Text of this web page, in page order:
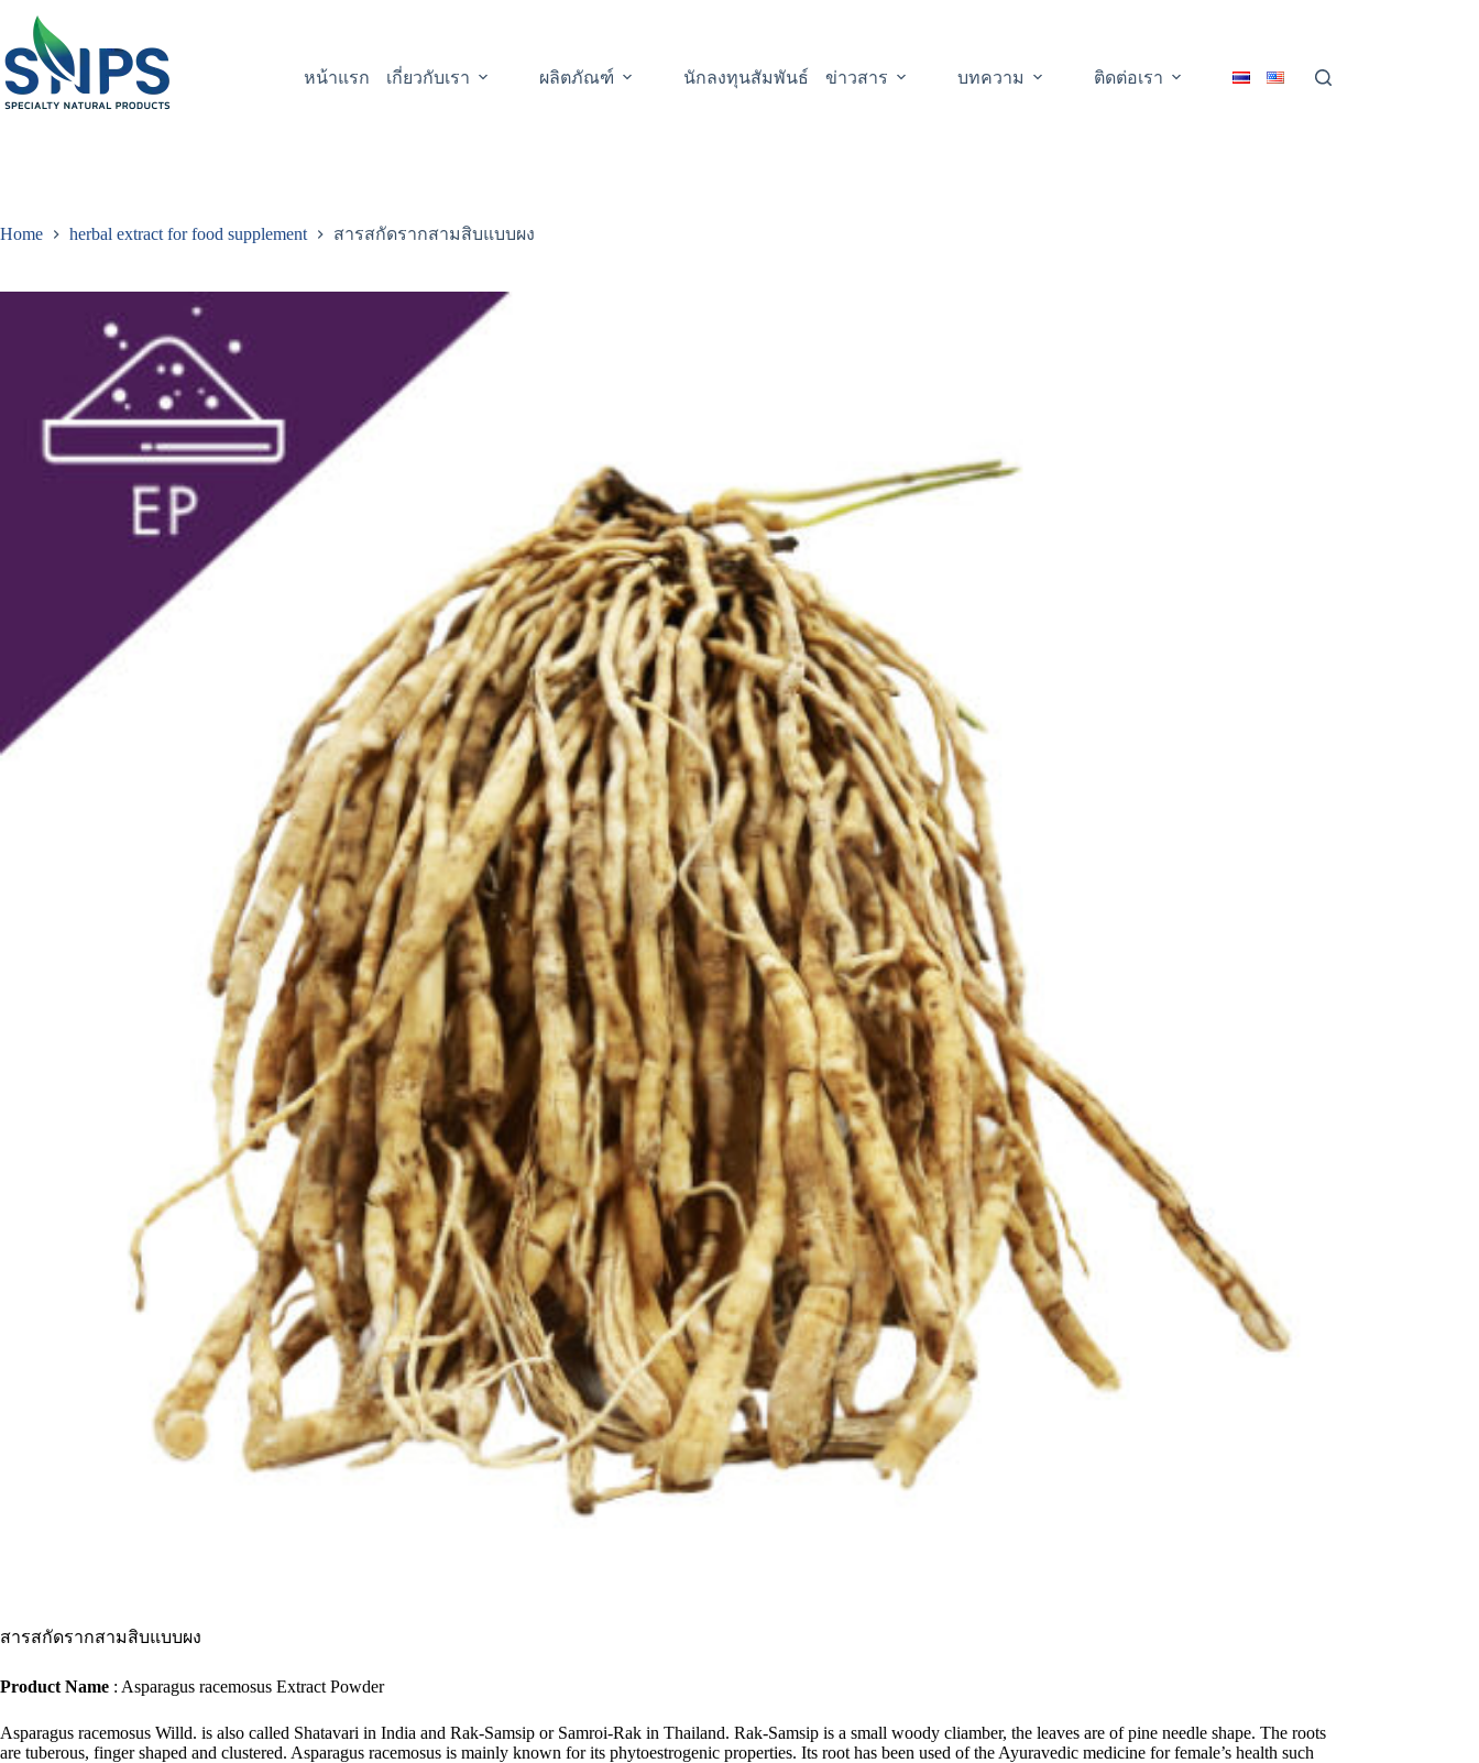
หน้าแรก เกี่ยวกับเรา ผลิตภัณฑ์ นักลงทุนสัมพันธ์ ข่าวสาร บทความ ติดต่อเรา
Home herbal extract for food supplement สารสกัดรากสามสิบแบบผง
สารสกัดรากสามสิบแบบผง
Product Name : Asparagus racemosus Extract Powder
Asparagus racemosus Willd. is also called Shatavari in India and Rak-Samsip or Samroi-Rak in Thailand. Rak-Samsip is a small woody cliamber, the leaves are of pine needle shape. The roots
are tuberous, finger shaped and clustered. Asparagus racemosus is mainly known for its phytoestrogenic properties. Its root has been used of the Ayuravedic medicine for female’s health such